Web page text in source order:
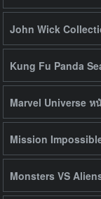
John Wick
Kung Fu Panda
Marvel Universe ห
Mission
Monsters VS